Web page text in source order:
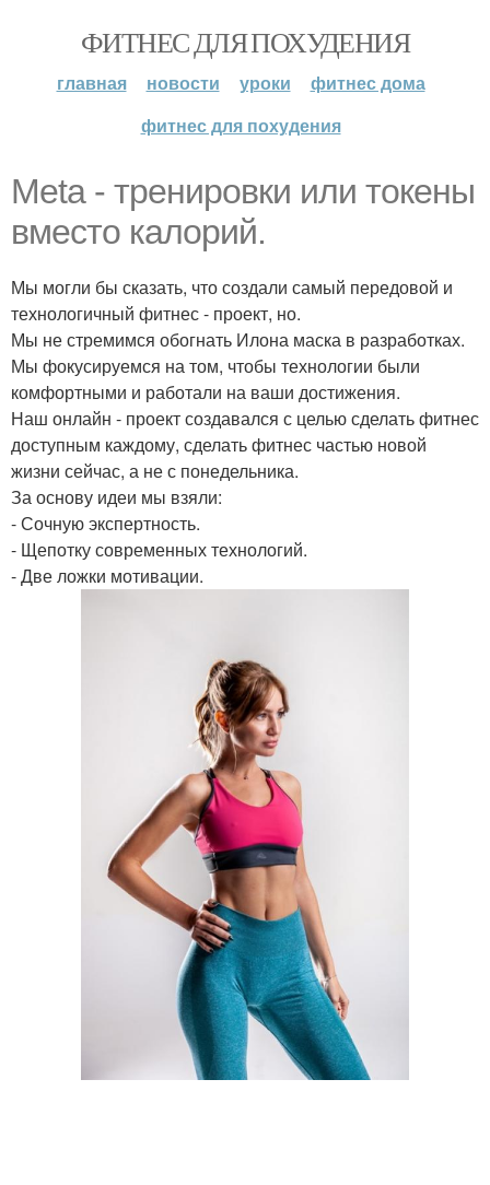
ФИТНЕС ДЛЯ ПОХУДЕНИЯ
главная новости уроки
фитнес дома
фитнес для похудения
Meta - тренировки или токены
вместо калорий.
Мы могли бы сказать, что создали самый передовой и
технологичный фитнес - проект, но.
Мы не стремимся обогнать Илона маска в разработках.
Мы фокусируемся на том, чтобы технологии были
комфортными и работали на ваши достижения.
Наш онлайн - проект создавался с целью сделать фитнес
доступным каждому, сделать фитнес частью новой
жизни сейчас, а не с понедельника.
За основу идеи мы взяли:
- Сочную экспертность.
- Щепотку современных технологий.
- Две ложки мотивации.